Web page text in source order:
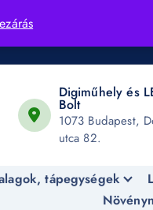
Digiműhely és
Bolt
1073 Budapest,
utca 82.
tápegységek